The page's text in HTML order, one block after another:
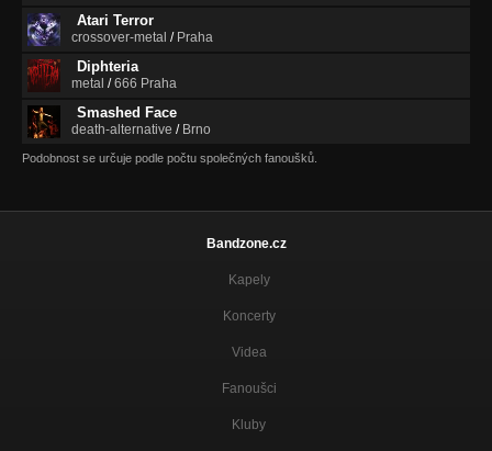
Atari Terror
crossover-metal / Praha
Diphteria
metal /666 Praha
Smashed Face
death-alternative / Brno
Podobnost se určuje podle počtu společných fanoušků.
Bandzone.cz
Kapely
Koncerty
Videa
Fanoušci
Kluby